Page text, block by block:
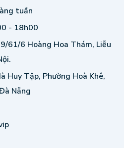
tuần
- 18h00
61/6 Hoàng Hoa Thám, Liễu
Huy Tập, Phường Hoà Khê,
Nẵng